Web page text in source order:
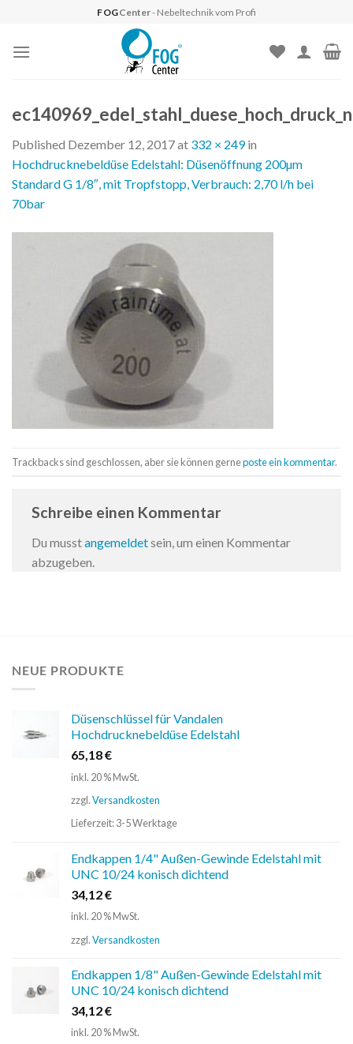
content
FOGCenter- Nebeltechnik vom Profi
Published Dezember 12, 2017at 332 × 249in
Hochdrucknebeldüse Edelstahl: Düsenöffnung 200µm
Standard G 1/8″, mit Tropfstopp, Verbrauch: 2,70 l/h bei
70bar
Trackbacks sind geschlossen, aber sie können gerneposte ein kommentar.
Schreibe einen Kommentar
Du musstangemeldetsein, um einen Kommentar
abzugeben.
NEUE PRODUKTE
Düsenschlüssel für Vandalen
Hochdrucknebeldüse Edelstahl
65,18€
inkl. 20 % MwSt.
zzgl.Versandkosten
Lieferzeit:3-5 Werktage
Endkappen 1/4" Außen-Gewinde Edelstahl mit
UNC 10/24 konisch dichtend
34,12€
inkl. 20 % MwSt.
zzgl.Versandkosten
Endkappen 1/8" Außen-Gewinde Edelstahl mit
UNC 10/24 konisch dichtend
34,12€
inkl. 20 % MwSt.